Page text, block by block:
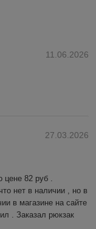
11.06.2026
27.03.2026
82 руб .
нет в наличии , но в
в магазине на сайте
. Заказал рюкзак